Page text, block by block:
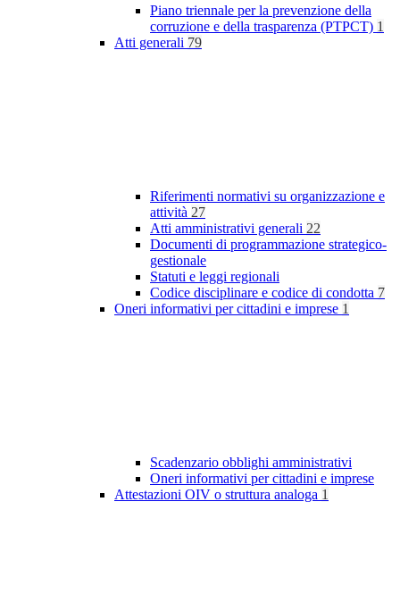
Piano triennale per la prevenzione della
corruzione e della trasparenza (PTPCT) 1
Atti generali 79
Riferimenti normativi su organizzazione e
attività 27
Atti amministrativi generali 22
Documenti di programmazione strategico-
gestionale
Statuti e leggi regionali
Codice disciplinare e codice di condotta 7
Oneri informativi per cittadini e imprese 1
Scadenzario obblighi amministrativi
Oneri informativi per cittadini e imprese
Attestazioni OIV o struttura analoga 1